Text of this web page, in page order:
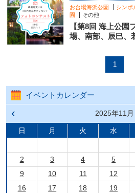
お台場海浜公園 シンボ
園
その他
【第8回 海上公園
場、南部、辰巳、
1
イベントカレンダー
前の
戻る
2025年11月
日 月 火 水
2
3 4 5
9
10 11 12
16
17 18 19